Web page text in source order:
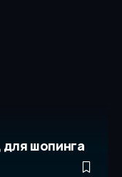
для шопинга